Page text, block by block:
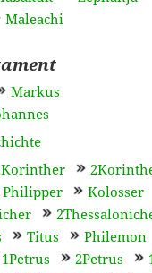
Maleachi
Markus
Philipper
Kolosser
Titus Philemon
1Petrus 2Petrus